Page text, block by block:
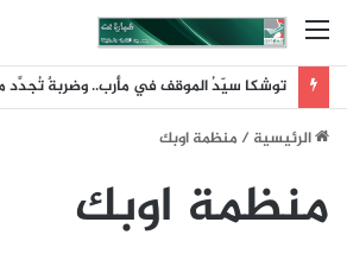
القائمة
توشكا سيّدُ الموقف في مأرب.. وضربةٌ تُجدِّد
الرئيسية/منظمة اوبك
منظمة اوبك